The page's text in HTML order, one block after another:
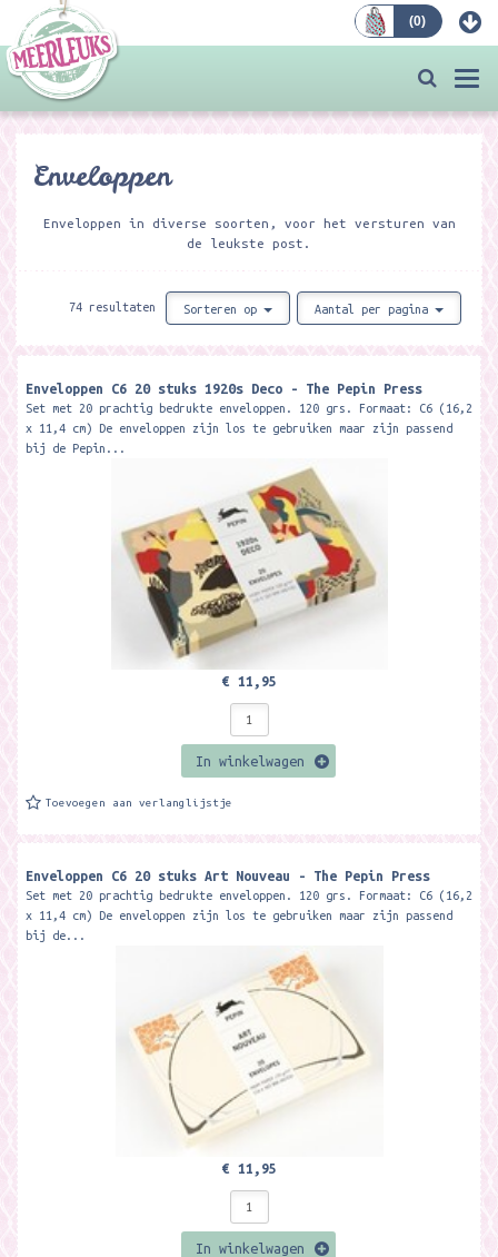
(0)
Enveloppen
Enveloppen in diverse soorten, voor het versturen van
de leukste post.
74 resultaten Sorteren op Aantal per pagina
Enveloppen C6 20 stuks 1920s Deco - The Pepin Press
Set met 20 prachtig bedrukte enveloppen. 120 grs. Formaat: C6 (16,2
x 11,4 cm) De enveloppen zijn los te gebruiken maar zijn passend
bij de Pepin...
€ 11,95
In winkelwagen
Toevoegen aan verlanglijstje
Enveloppen C6 20 stuks Art Nouveau - The Pepin Press
Set met 20 prachtig bedrukte enveloppen. 120 grs. Formaat: C6 (16,2
x 11,4 cm) De enveloppen zijn los te gebruiken maar zijn passend
bij de...
€ 11,95
In winkelwagen